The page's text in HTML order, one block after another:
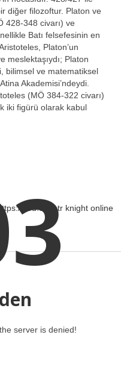
diğer filozoftur. Platon ve
428-348 civarı) ve
Batı felsefesinin en
Platon’un
meslektaşıydı; Platon
bilimsel ve matematiksel
Akademisi’ndeydi.
(MÖ 384-322 civarı)
iki figürü olarak kabul
https://zod.com.tr knight online
server is denied!